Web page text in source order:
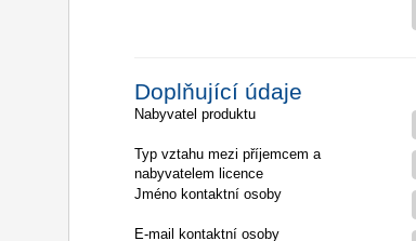
Doplňující údaje
Nabyvatel produktu
Typ vztahu mezi příjemcem a
nabyvatelem licence
Jméno kontaktní osoby
E-mail kontaktní osoby